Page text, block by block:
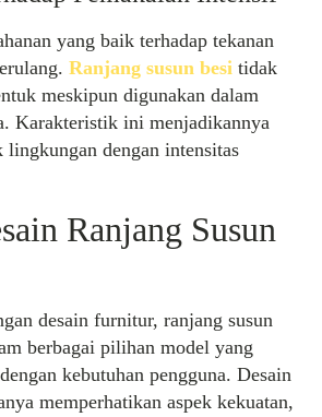
yang baik terhadap tekanan
Ranjang susun besi tidak
meskipun digunakan dalam
Karakteristik ini menjadikannya
dengan intensitas
Ranjang Susun
desain furnitur, ranjang susun
berbagai pilihan model yang
kebutuhan pengguna. Desain
memperhatikan aspek kekuatan,